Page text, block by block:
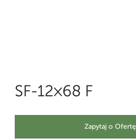
SF-12×68 F
Zapytaj o Ofertę